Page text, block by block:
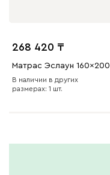
268 420
Матрас Эслаун 160x200
В наличии в других
размерах: 1 шт.